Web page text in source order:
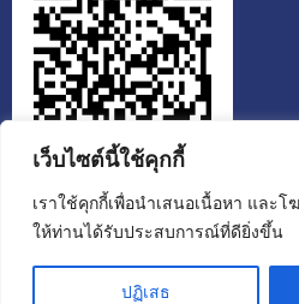
เว็บไซต์นี้ใช้คุกกี้
เราใช้คุกกี้เพื่อนำเสนอเนื้อหา และ
ให้ท่านได้รับประสบการณ์ที่ดียิ่งขึ้น
ปฏิเสธ
สำนักงานส่งเสริมวิสาหกิจเพื่อสั